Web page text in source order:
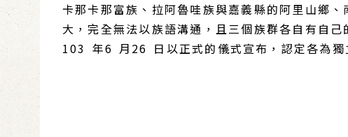
卡那卡那富族、拉阿魯哇族與嘉義縣的阿里山鄉
大，完全無法以族語溝通，且三個族群各自有自
103 年6 月26 日以正式的儀式宣布，認定各為